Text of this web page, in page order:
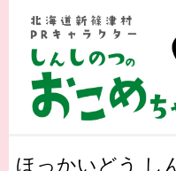
ほっかいどう し